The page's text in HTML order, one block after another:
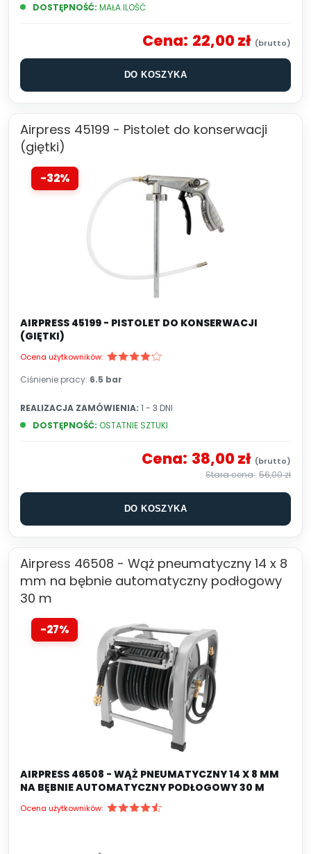
DOSTĘPNOŚĆ: MAŁA ILOŚĆ
Cena: 22,00 zł
DO KOSZYKA
Airpress 45199 - Pistolet do konserwacji
(giętki)
-32%
AIRPRESS 45199 - PISTOLET DO KONSERWACJI
(GIĘTKI)
Ocena użytkowników:
Ciśnienie pracy: 6.5 bar
DOSTĘPNOŚĆ: OSTATNIE SZTUKI
REALIZACJA ZAMÓWIENIA: 1 - 3 DNI
Cena: 38,00 zł
56,00 zł
DO KOSZYKA
Airpress 46508 - Wąż pneumatyczny 14 x 8
mm na bębnie automatyczny podłogowy
30 m
-27%
AIRPRESS 46508 - WĄŻ PNEUMATYCZNY 14 X 8 MM
NA BĘBNIE AUTOMATYCZNY PODŁOGOWY 30 M
Ocena użytkowników: